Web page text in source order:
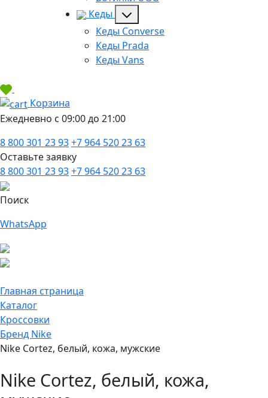
Кеды
Кеды Converse
Кеды Prada
Кеды Vans
Корзина
Ежедневно с 09:00 до 21:00
8 800 301 23 93+7 964 520 23 63
Оставьте заявку
8 800 301 23 93+7 964 520 23 63
Поиск
WhatsApp
Главная страница
Каталог
Кроссовки
Бренд Nike
Nike Cortez, белый, кожа, мужские
Nike Cortez, белый, кожа,